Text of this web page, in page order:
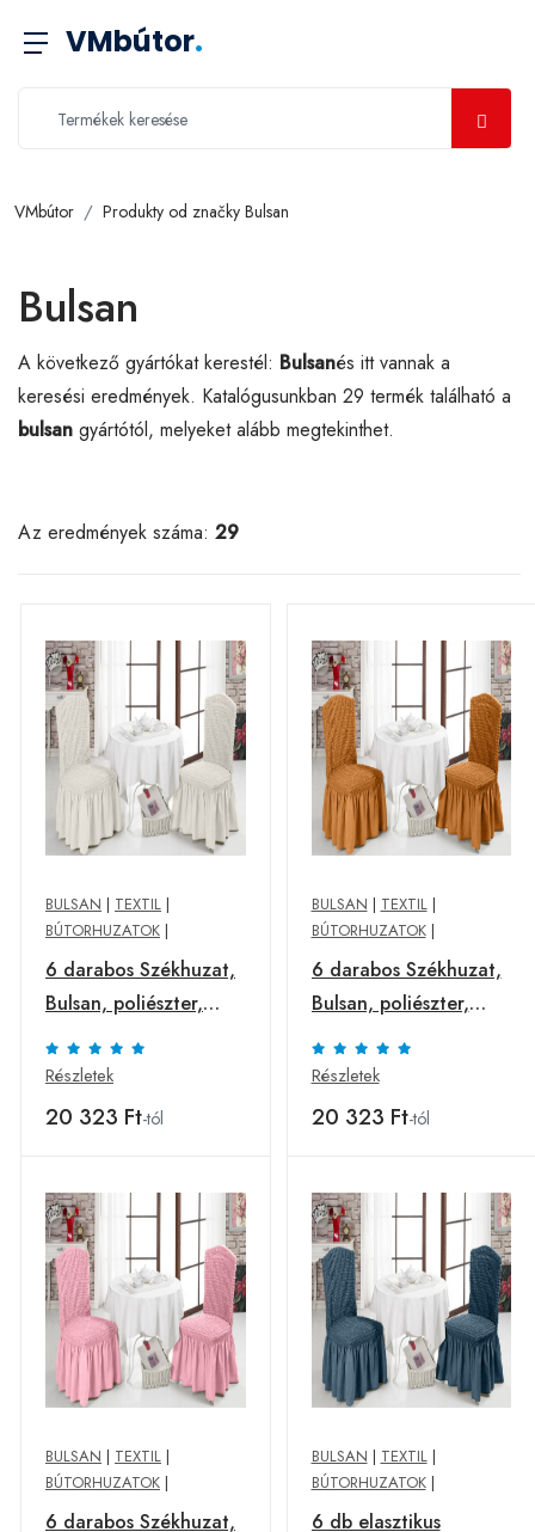
VMbútor.
VMbútor Produkty od značky Bulsan
Bulsan
A következő gyártókat kerestél: Bulsanés itt vannak a
keresési eredmények. Katalógusunkban 29 termék található a
bulsan gyártótól, melyeket alább megtekinthet.
Az eredmények száma: 29
BULSAN | TEXTIL |
BÚTORHUZATOK |
6 darabos Székhuzat,
Bulsan, poliészter,
krémszín
Részletek
20 323 Ft-tól
BULSAN | TEXTIL|
BÚTORHUZATOK|
6 darabos Székhuzat,
Bulsan, poliészter,
mustársárga
Részletek
20 323 Ft-tól
BULSAN | TEXTIL |
BÚTORHUZATOK |
6 darabos Székhuzat,
BULSAN | TEXTIL|
BÚTORHUZATOK|
6 db elasztikus